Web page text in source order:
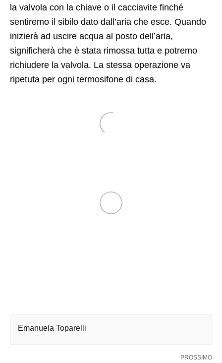
la valvola con la chiave o il cacciavite finché
sentiremo il sibilo dato dall’aria che esce. Quando
inizierà ad uscire acqua al posto dell’aria,
significherà che è stata rimossa tutta e potremo
richiudere la valvola. La stessa operazione va
ripetuta per ogni termosifone di casa.
Emanuela Toparelli
PROSSIMO